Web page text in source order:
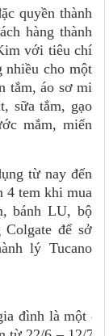
quyền thành
hàng thành
với tiêu chí
nhiều cho một
tắm, áo sơ mi
sữa tắm, gạo
mắm, miến
từ nay đến
4 tem khi mua
bánh LU, bộ
Colgate để sở
lý Tucano
đình là một